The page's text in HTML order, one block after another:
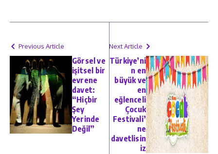
Previous Article
Görsel ve
işitsel bir
evrene
davet:
“Hiçbir
Şey
Yerinde
Değil”
Next Article
Türkiye’ni
n en
büyük ve
en
eğlenceli
Çocuk
Festivali’
ne
davetlisin
iz